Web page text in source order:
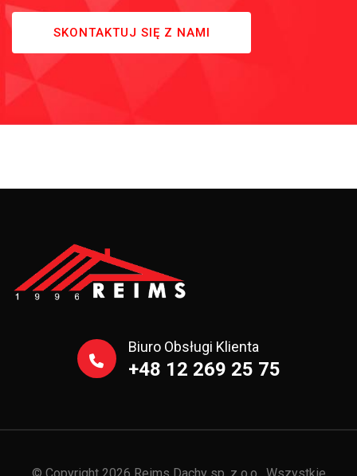
SKONTAKTUJ SIĘ Z NAMI
Biuro Obsługi Klienta
+48 12 269 25 75